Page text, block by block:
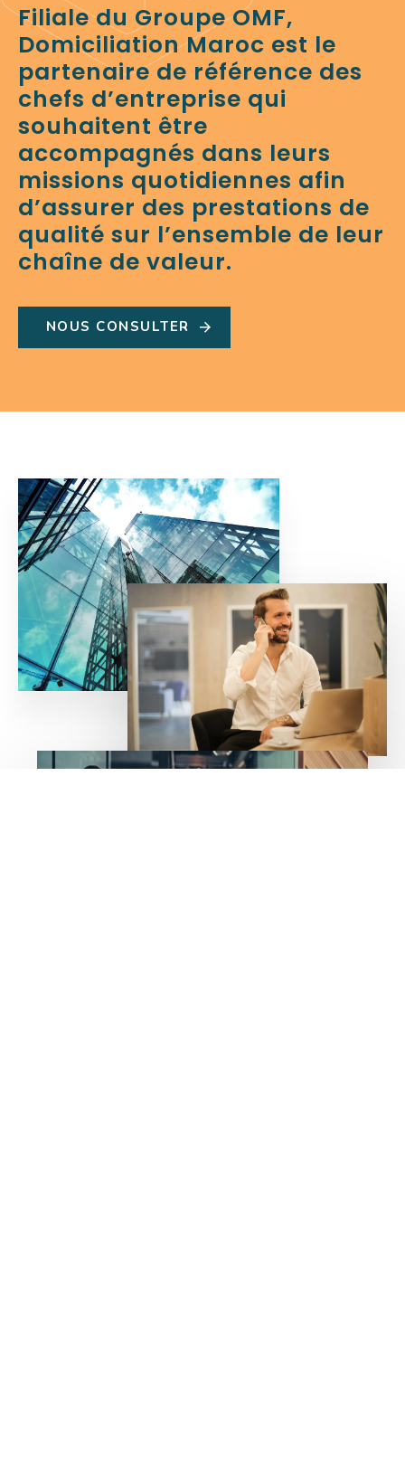
Filiale du Groupe OMF,
Domiciliation Maroc est le
partenaire de référence des
chefs d’entreprise qui
souhaitent être
accompagnés dans leurs
missions quotidiennes afin
d’assurer des prestations de
qualité sur l’ensemble de leur
chaîne de valeur.
NO US CONSU LTER
Accueil Contact